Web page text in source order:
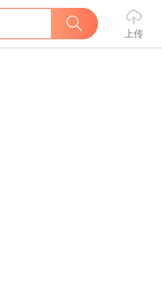
上传